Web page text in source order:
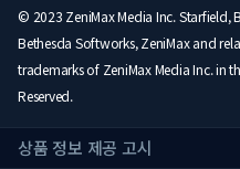
© 2023 ZeniMax Media Inc. Starfield,
Bethesda Softworks, ZeniMax and
trademarks of ZeniMax Media Inc. in
Reserved.
상품 정보 제공 고시